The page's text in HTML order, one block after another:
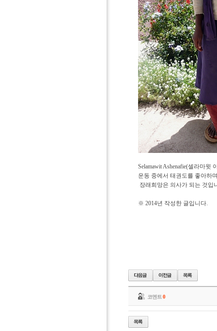
Selamawit Ashenafie(셀라마
운동 중에서 태권도를 좋아하
장래희망은 의사가 되는 것입
※ 2014년 작성한 글입니다.
코멘트 0